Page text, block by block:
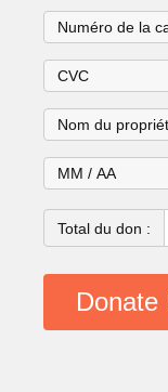
Total du don :